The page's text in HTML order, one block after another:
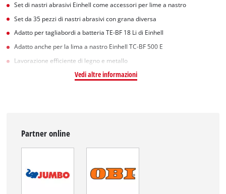
Set di nastri abrasivi Einhell come accessori per lime a nastro
Set da 35 pezzi di nastri abrasivi con grana diversa
Adatto per tagliabordi a batteria TE-BF 18 Li di Einhell
Adatto anche per la lima a nastro Einhell TC-BF 500 E
Lavorazione efficiente di legno e metallo
Vedi altre informazioni
Partner online